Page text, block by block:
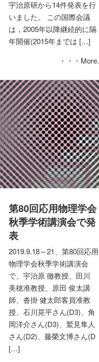
宇治原研から14件発表を行
いました。 この国際会議
は，2005年以降継続的に隔
年開催(2015年までは […]
・・・More.
第80回応用物理学会
秋季学術講演会で発
表
2019.9.18～21、第80回応用
物理学会秋季学術講演会
で、宇治原 徹教授、田川
美穂准教授、原田 俊太講
師、沓掛 健太郎客員准教
授、石川晃平さん(D3)、角
岡洋介さん(D3)、鷲見隼人
さん(D2)、藤榮文博さん(D
[…]